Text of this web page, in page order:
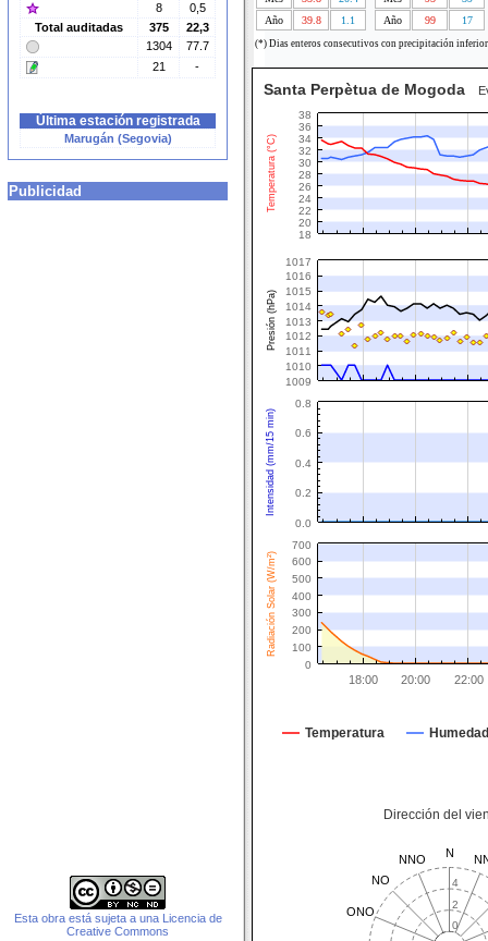
8
0,5
Total auditadas
375
22,3
1304
77.7
21
-
Última estación registrada
Marugán (Segovia)
Publicidad
Esta obra está sujeta a una Licencia de
Creative Commons
Año
39.8 1.1 Año 99 17
(*) Dias enteros consecutivos con precipitación inferior
Temperatura (°C)
Presión (hPa)
Intensidad (mm/15 min)
Radiación Solar (W/m²)
Santa Perpètua de Mogoda
Temperatura Humedad
18:00 20:00 22:00
18
20
22
24
26
28
30
32
34
36
38
1009
1010
1011
1012
1013
1014
1015
1016
1017
0.0
0.2
0.4
0.6
0.8
0
100
200
300
400
500
600
700
Dirección del
N
ONO
NO
NNO
0
2
4